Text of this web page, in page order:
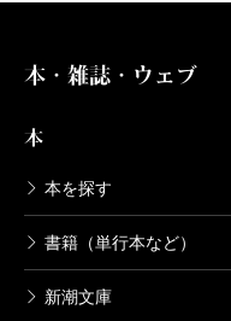
本・雑誌・ウェブ
本
本を探す
書籍（単行本など）
新潮文庫